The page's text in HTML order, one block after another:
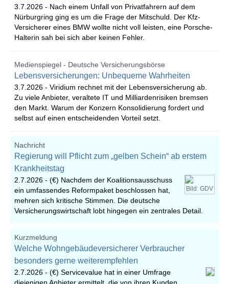
3.7.2026 - Nach einem Unfall von Privatfahrern auf dem
Nürburgring ging es um die Frage der Mitschuld. Der Kfz-
Versicherer eines BMW wollte nicht voll leisten, eine Porsche-
Halterin sah bei sich aber keinen Fehler.
Medienspiegel - Deutsche Versicherungsbörse
Lebensversicherungen: Unbequeme Wahrheiten
3.7.2026 - Viridium rechnet mit der Lebensversicherung ab.
Zu viele Anbieter, veraltete IT und Milliardenrisiken bremsen
den Markt. Warum der Konzern Konsolidierung fordert und
selbst auf einen entscheidenden Vorteil setzt.
Nachricht
Regierung will Pflicht zum „gelben Schein“ ab erstem
Krankheitstag
Bild: GDV
2.7.2026 - (€) Nachdem der Koalitionsausschuss
ein umfassendes Reformpaket beschlossen hat,
mehren sich kritische Stimmen. Die deutsche
Versicherungswirtschaft lobt hingegen ein zentrales Detail.
Kurzmeldung
Welche Wohngebäudeversicherer Verbraucher
besonders gerne weiterempfehlen
2.7.2026 - (€) Servicevalue hat in einer Umfrage